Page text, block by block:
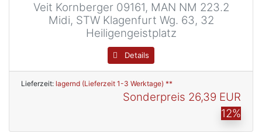
Veit Kornberger 09161, MAN NM 223.2
Midi, STW Klagenfurt Wg. 63, 32
Heiligengeistplatz
Details
Lieferzeit: lagernd (Lieferzeit 1-3 Werktage) **
Sonderpreis 26,39 EUR
12%